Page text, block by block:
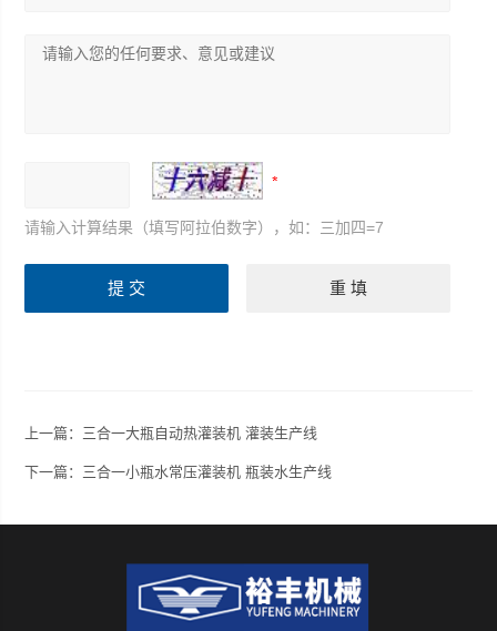
请输入计算结果（填写阿拉伯数字），如：三加四=7
上一篇： 三合一大瓶自动热灌装机 灌装生产线
下一篇： 三合一小瓶水常压灌装机 瓶装水生产线